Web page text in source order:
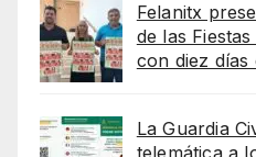
Felanitx
de las
con diez días
La Guardia